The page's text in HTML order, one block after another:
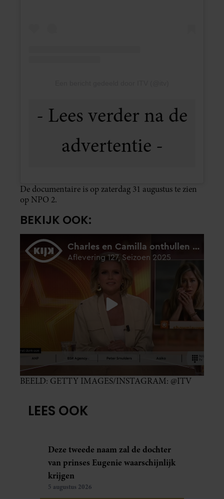
De documentaire is op zaterdag 31 augustus te zien
op NPO 2.
BEKIJK OOK:
BEELD: GETTY IMAGES/INSTAGRAM: @ITV
LEES OOK
Deze tweede naam zal de dochter
van prinses Eugenie waarschijnlijk
krijgen
5 augustus 2026